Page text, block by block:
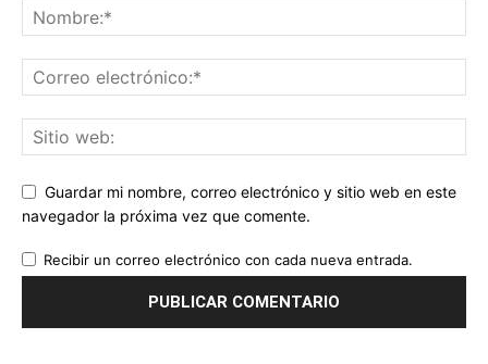
Guardar mi nombre, correo electrónico y sitio web en este
navegador la próxima vez que comente.
Recibir un correo electrónico con cada nueva entrada.